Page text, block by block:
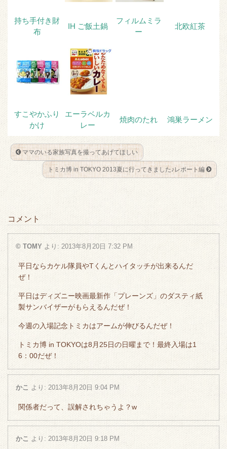
持ち手付き財
布
IH ご飯土鍋
フィルムミラ
ー
北欧紅茶
すこやかふり
かけ
エーラベルカ
レー
焼肉のたれ 鴻巣ラーメン
ママのいる家族写真を撮ってあげてほしい
トミカ博 in TOKYO 2013夏に行ってきました♪レポート編
コメント
© TOMY より: 2013年8月20日 7:32 PM
平日ならカケル隊員やTくんとハイタッチが出来るんだ
ぜ！
平日はディズニー映画最新作「プレーンズ」のダスティ紙
製サンバイザーがもらえるんだぜ！
今週の入場記念トミカはアームが伸びるんだぜ！
トミカ博 in TOKYOは8月25日の日曜まで！最終入場は1
6：00だぜ！
かこ より: 2013年8月20日 9:04 PM
関係者だって、誤解されちゃうよ？w
かこ より: 2013年8月20日 9:18 PM